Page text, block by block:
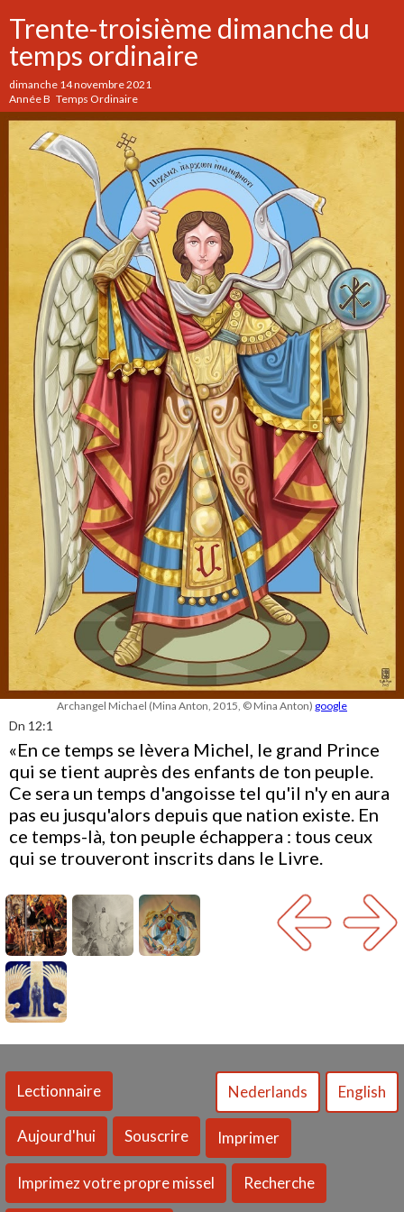
Trente-troisième dimanche du
temps ordinaire
dimanche 14 novembre 2021
Année B Temps Ordinaire
Archangel Michael (Mina Anton, 2015, © Mina Anton) google
Dn 12:1
«En ce temps se lèvera Michel, le grand Prince
qui se tient auprès des enfants de ton peuple.
Ce sera un temps d'angoisse tel qu'il n'y en aura
pas eu jusqu'alors depuis que nation existe. En
ce temps-là, ton peuple échappera : tous ceux
qui se trouveront inscrits dans le Livre.